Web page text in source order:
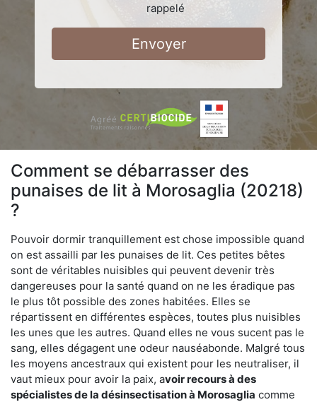
rappelé
Envoyer
Comment se débarrasser des
punaises de lit à Morosaglia (20218)
?
Pouvoir dormir tranquillement est chose impossible quand
on est assailli par les punaises de lit. Ces petites bêtes
sont de véritables nuisibles qui peuvent devenir très
dangereuses pour la santé quand on ne les éradique pas
le plus tôt possible des zones habitées. Elles se
répartissent en différentes espèces, toutes plus nuisibles
les unes que les autres. Quand elles ne vous sucent pas le
sang, elles dégagent une odeur nauséabonde. Malgré tous
les moyens ancestraux qui existent pour les neutraliser, il
vaut mieux pour avoir la paix, avoir recours à des
spécialistes de la désinsectisation à Morosaglia comme